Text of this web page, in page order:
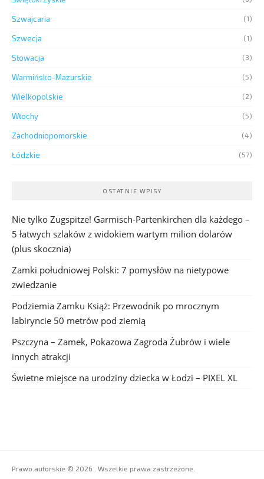
Szwajcaria (1)
Szwecja (1)
Słowacja (3)
Warmińsko-Mazurskie (5)
Wielkopolskie (2)
Włochy (5)
Zachodniopomorskie (4)
Łódzkie (57)
OSTATNIE WPISY
Nie tylko Zugspitze! Garmisch-Partenkirchen dla każdego –
5 łatwych szlaków z widokiem wartym milion dolarów
(plus skocznia)
Zamki południowej Polski: 7 pomysłów na nietypowe
zwiedzanie
Podziemia Zamku Książ: Przewodnik po mrocznym
labiryncie 50 metrów pod ziemią
Pszczyna – Zamek, Pokazowa Zagroda Żubrów i wiele
innych atrakcji
Świetne miejsce na urodziny dziecka w Łodzi – PIXEL XL
Prawo autorskie © 2026 . Wszelkie prawa zastrzeżone.